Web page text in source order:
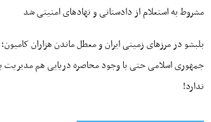
مشروط به استعلام از دادستانی و نهادهای امنیتی شد
بلبشو در مرزهای زمینی ایران و معطل ماندن هزاران کامیون؛
جمهوری اسلامی حتی با وجود محاصره دریایی هم مدیریت
ندارد!